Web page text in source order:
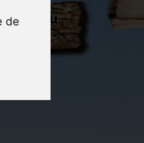
de
côté du
blog...